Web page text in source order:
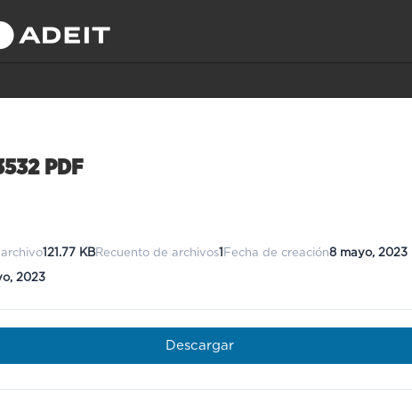
PDF
archivo121.77 KBRecuento de archivos1 Fecha de creación8 mayo, 2023
2023
Descargar